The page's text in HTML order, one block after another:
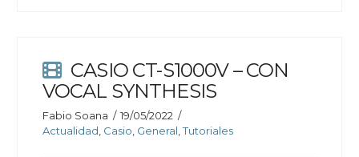
CASIO CT-S1000V – CON
VOCAL SYNTHESIS
Fabio Soana
19/05/2022
Actualidad Casio General ,Tutoriales